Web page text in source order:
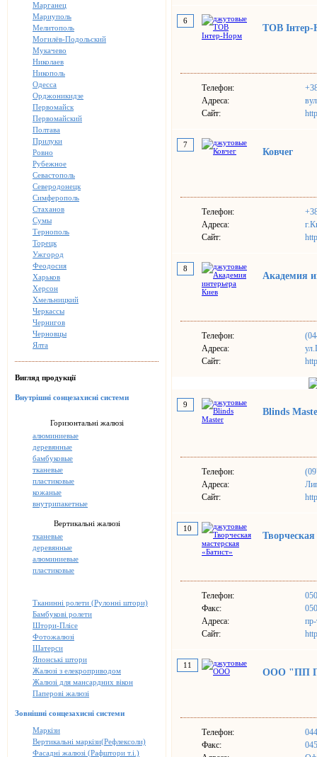
Марганец
Мариуполь
Мелитополь
Могилёв-Подольский
Мукачево
Николаев
Никополь
Одесса
Орджоникидзе
Первомайск
Первомайский
Полтава
Прилуки
Ровно
Рубежное
Севастополь
Северодонецк
Симферополь
Стаханов
Сумы
Тернополь
Торецк
Ужгород
Феодосия
Харьков
Херсон
Хмельницкий
Черкассы
Чернигов
Черновцы
Ялта
Вигляд продукції
Внутрішні сонцезахисні системи
Горизонтальні жалюзі
алюминиевые
деревянные
бамбуковые
тканевые
пластиковые
кожаные
внутрипакетные
Вертикальні жалюзі
тканевые
деревянные
алюминиевые
пластиковые
Тканинні ролети (Рулонні штори)
Бамбукові ролети
Штори-Плісе
Фотожалюзі
Шатерси
Японські штори
Жалюзі з елекроприводом
Жалюзі для мансардних вікон
Паперові жалюзі
Зовнішні сонцезахисні системи
Маркізи
Вертикальні маркізи(Рефлексоли)
Фасадні жалюзі (Рафштори т.і.)
6
ТОВ
Телефон:
Адреса:
Сайт:
7
Ковчег
Телефон:
Адреса:
Сайт:
8
Академия
Телефон:
Адреса:
Сайт:
9
Blinds
Телефон:
Адреса:
Сайт:
10
Телефон:
Факс:
Адреса:
Сайт:
11
ООО "ПП
Телефон:
Факс: